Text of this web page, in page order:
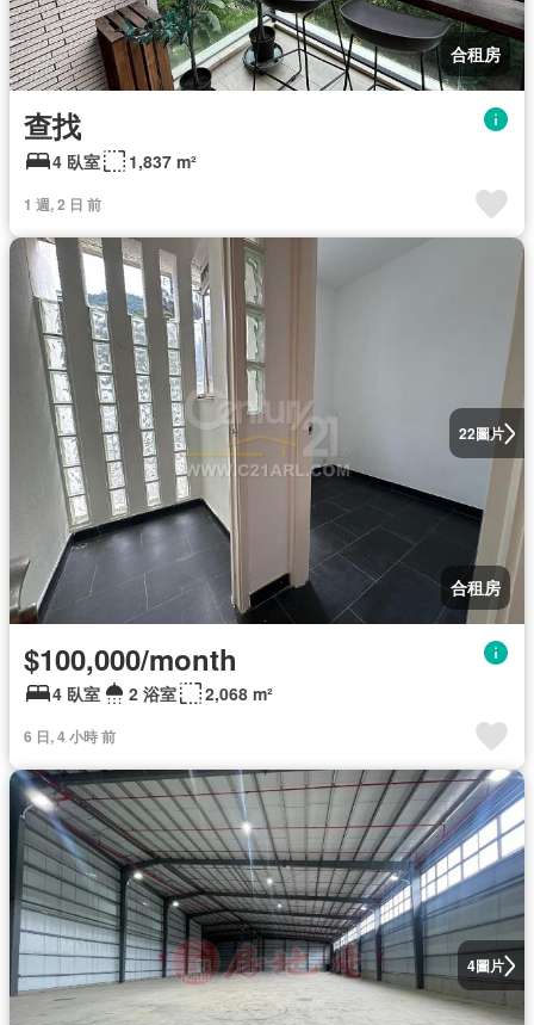
合租房
查找
4 臥室 1,837 m²
1 週, 2 日 前
22圖片
合租房
$100,000/month
4 臥室 2 浴室 2,068 m²
6 日, 4 小時 前
4圖片